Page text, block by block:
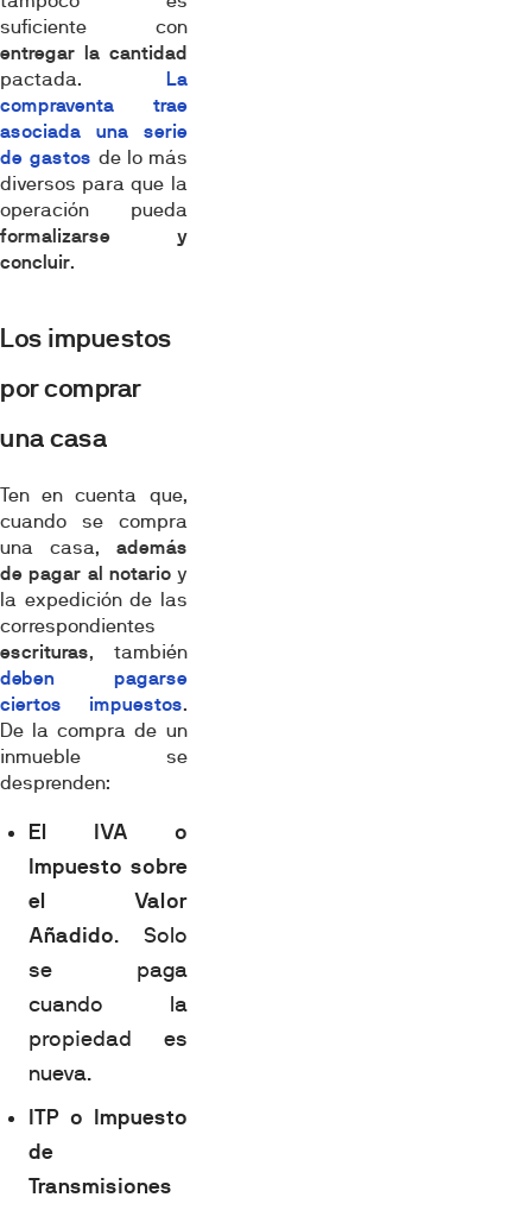
suficiente con
entregar la cantidad
pactada. La
compraventa trae
asociada una serie
de gastos de lo más
diversos para que la
operación pueda
formalizarse y
concluir.
Los impuestos
por comprar
una casa
Ten en cuenta que,
cuando se compra
una casa, además
de pagar al notario y
la expedición de las
correspondientes
escrituras, también
deben pagarse
ciertos impuestos.
De la compra de un
inmueble se
desprenden:
El IVA o
Impuesto sobre
el Valor
Añadido. Solo
se paga
cuando la
propiedad es
nueva.
ITP o Impuesto
de
Transmisiones